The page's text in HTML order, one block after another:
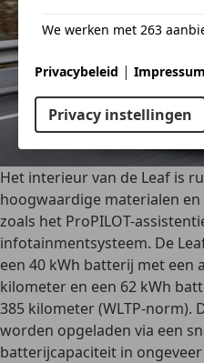
We werken met 263
Privacybeleid | Impressum
Privacy instellingen
Het interieur van de Leaf is
hoogwaardige materialen
zoals het ProPILOT-
infotainmentsysteem. De
een 40 kWh batterij met een
kilometer en een 62 kWh
385 kilometer (WLTP-norm).
worden opgeladen via een
batterijcapaciteit in